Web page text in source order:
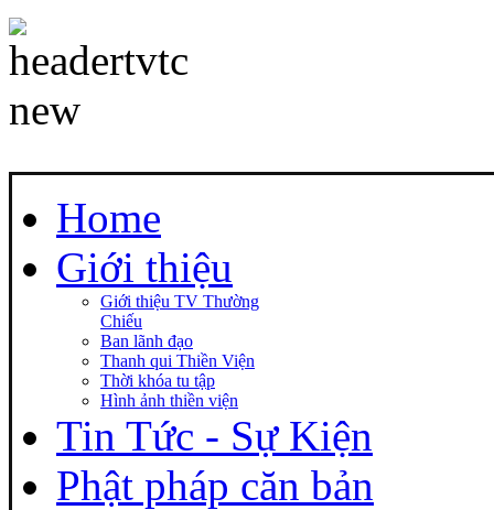
Home
Giới thiệu
Giới thiệu TV Thường
Chiếu
Ban lãnh đạo
Thanh qui Thiền Viện
Thời khóa tu tập
Hình ảnh thiền viện
Tin Tức - Sự Kiện
Phật pháp căn bản